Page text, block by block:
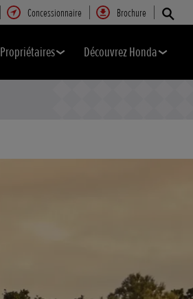
Concessionnaire Brochure
Propriétaires Découvrez Honda